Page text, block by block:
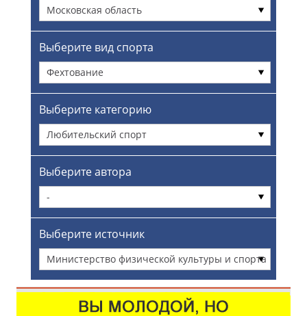
Московская область
Выберите вид спорта
Фехтование
Выберите категорию
Любительский спорт
Выберите автора
-
Выберите источник
Министерство физической культуры и спорта
Московской области